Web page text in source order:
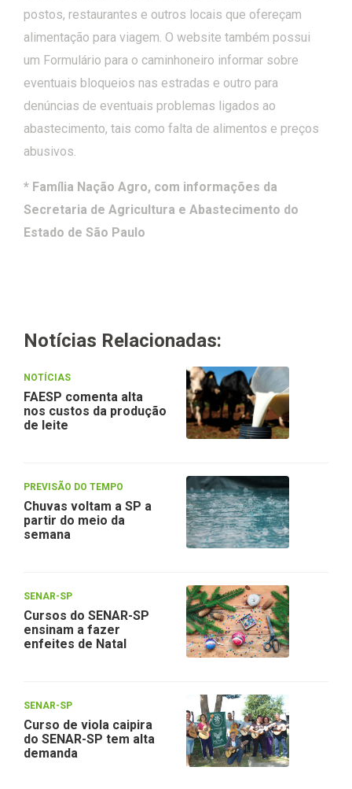
postos, restaurantes e outros locais que ofereçam
alimentação para viagem. O website também possui
um Formulário para o caminhoneiro informar sobre
eventuais bloqueios nas estradas e outro para
denúncias de eventuais problemas ligados ao
abastecimento, tais como falta de alimentos e preços
abusivos.
* Família Nação Agro, com informações da
Secretaria de Agricultura e Abastecimento do
Estado de São Paulo
Notícias Relacionadas:
NOTÍCIAS
FAESP comenta alta
nos custos da produção
de leite
PREVISÃO DO TEMPO
Chuvas voltam a SP a
partir do meio da
semana
SENAR-SP
Cursos do SENAR-SP
ensinam a fazer
enfeites de Natal
SENAR-SP
Curso de viola caipira
do SENAR-SP tem alta
demanda